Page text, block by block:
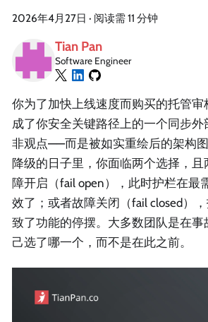
2026年4月27日 · 阅读需 11 分钟
Tian Pan
Software Engineer
你为了加快上线速度而购买的托管审
成了你安全关键路径上的一个同步
非观点——而是被如实重绘后的架构
降级的日子里，你面临两个选择，
障开启（fail open），此时护栏在最
效了；或者故障关闭（fail closed）
致了功能的停摆。大多数团队是在事
己选了哪一个，而不是在此之前。